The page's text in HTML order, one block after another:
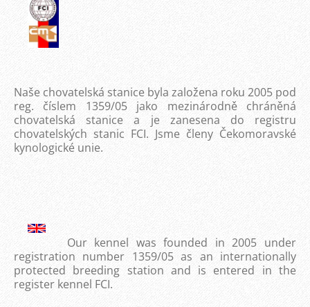
Naše chovatelská stanice byla založena roku 2005 pod
reg. číslem 1359/05 jako mezinárodně chráněná
chovatelská stanice a je zanesena do registru
chovatelských stanic FCI. Jsme členy Čekomoravské
kynologické unie.
Our kennel was founded in 2005 under
registration number 1359/05 as an internationally
protected breeding station and is entered in the
register kennel FCI.